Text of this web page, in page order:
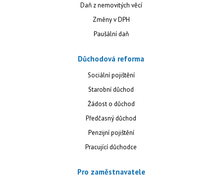
Daň z nemovitých věcí
Změny v DPH
Paušální daň
Důchodová reforma
Sociální pojištění
Starobní důchod
Žádost o důchod
Předčasný důchod
Penzijní pojištění
Pracující důchodce
Pro zaměstnavatele